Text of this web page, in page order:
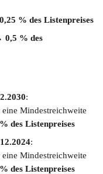
0,25 % des Listenpreises
0,5 % des
:
Mindestreichweite
des Listenpreises
:
Mindestreichweite
des Listenpreises